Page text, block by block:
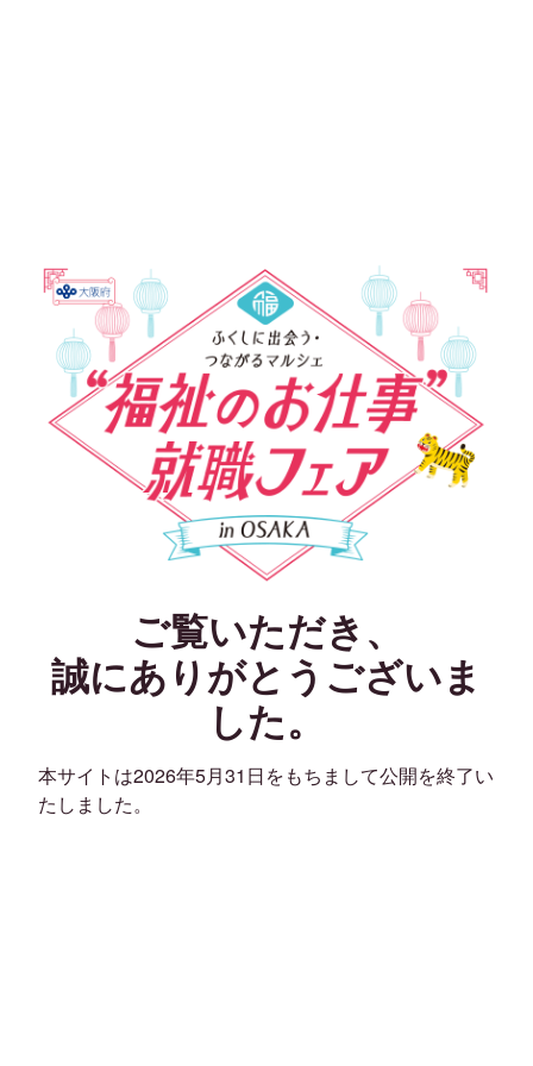
ご覧いただき、
誠にありがとうございま
した。
本サイトは2026年5月31日をもちまして公開を終了い
たしました。